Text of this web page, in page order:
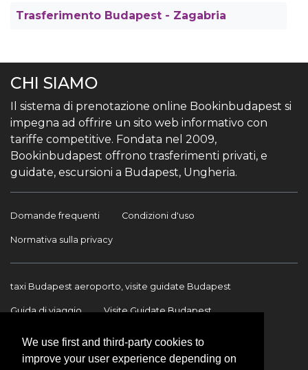
We use first and third-party cookies to
improve your user experience depending on
Trasferimento Budapest - Zagabria
CHI SIAMO
Il sistema di prenotazione online Bookinbudapest si
impegna ad offrire un sito web informativo con
tariffe competitive. Fondata nel 2009,
Bookinbudapest offrono trasferimenti privati, e
guidate, escursioni a Budapest, Ungheria.
Domande frequenti Condizioni d'uso
Normativa sulla privacy
taxi Budapest aeroporto, visite guidate Budapest
Guida di viaggio Visite Guidate Budapest
Contatto